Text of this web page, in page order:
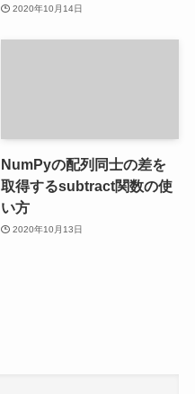
2020年10月14日
NumPyの配列同士の差を
取得するsubtract関数の使
い方
2020年10月13日